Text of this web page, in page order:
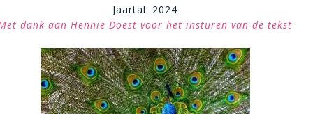
Jaartal: 2024
dank aan Hennie Doest voor het insturen van de tekst